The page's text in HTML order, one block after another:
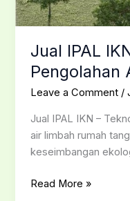
Jual IPAL
Pengolahan
Leave a Comment /
Jual IPAL IKN –
air limbah rumah
keseimbangan
Read More »